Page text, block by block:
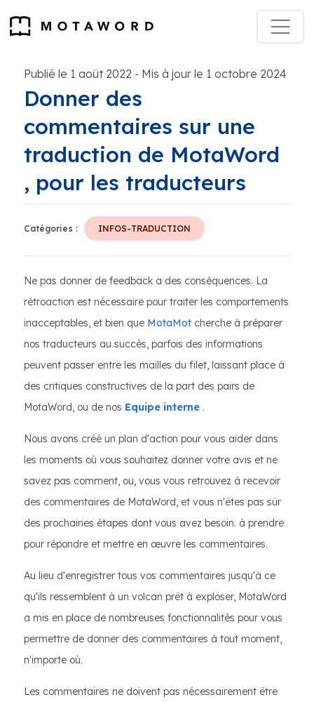
Publié le 1 août 2022 - Mis à jour le 1 octobre 2024
Donner des
commentaires sur une
traduction de MotaWord
, pour les traducteurs
Catégories : INFOS-TRADUCTION
Ne pas donner de feedback a des conséquences. La
rétroaction est nécessaire pour traiter les comportements
inacceptables, et bien que MotaMot cherche à préparer
nos traducteurs au succès, parfois des informations
peuvent passer entre les mailles du filet, laissant place à
des critiques constructives de la part des pairs de
MotaWord, ou de nos Equipe interne .
Nous avons créé un plan d'action pour vous aider dans
les moments où vous souhaitez donner votre avis et ne
savez pas comment, ou, vous vous retrouvez à recevoir
des commentaires de MotaWord, et vous n'êtes pas sûr
des prochaines étapes dont vous avez besoin. à prendre
pour répondre et mettre en œuvre les commentaires.
Au lieu d'enregistrer tous vos commentaires jusqu'à ce
qu'ils ressemblent à un volcan prêt à exploser, MotaWord
a mis en place de nombreuses fonctionnalités pour vous
permettre de donner des commentaires à tout moment,
n'importe où.
Les commentaires ne doivent pas nécessairement être